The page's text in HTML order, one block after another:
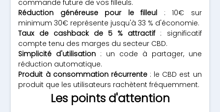
commande future de vos filleuls.
Réduction généreuse pour le filleul : 10€ sur
minimum 30€ représente jusqu'à 33 % d'économie.
Taux de cashback de 5 % attractif: significatif
compte tenu des marges du secteur CBD.
Simplicité d'utilisation : un code à partager, une
réduction automatique.
Produit à consommation récurrente: le CBD est un
produit que les utilisateurs rachètent fréquemment.
Les points d'attention